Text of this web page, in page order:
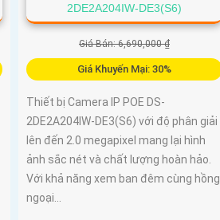
2DE2A204IW-DE3(S6)
Giá Bán: 6,690,000 ₫
Giá Khuyến Mại: 30%
Thiết bị Camera IP POE DS-
2DE2A204IW-DE3(S6) với độ phân giải
lên đến 2.0 megapixel mang lại hình
ảnh sắc nét và chất lượng hoàn hảo.
Với khả năng xem ban đêm cùng hồng
ngoại...